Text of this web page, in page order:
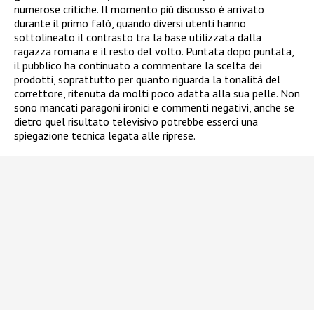
numerose critiche. Il momento più discusso è arrivato
durante il primo falò, quando diversi utenti hanno
sottolineato il contrasto tra la base utilizzata dalla
ragazza romana e il resto del volto. Puntata dopo puntata,
il pubblico ha continuato a commentare la scelta dei
prodotti, soprattutto per quanto riguarda la tonalità del
correttore, ritenuta da molti poco adatta alla sua pelle. Non
sono mancati paragoni ironici e commenti negativi, anche se
dietro quel risultato televisivo potrebbe esserci una
spiegazione tecnica legata alle riprese.